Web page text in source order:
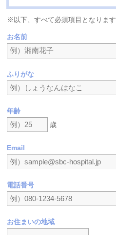
※以下、すべて必須項目となります
お名前
ふりがな
年齢
歳
Email
電話番号
お住まいの地域